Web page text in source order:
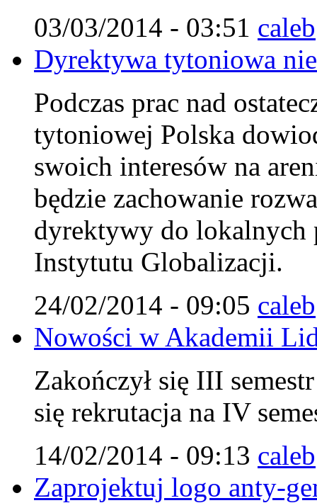
03/03/2014 - 03:51 caleb
Dyrektywa tytoniowa nie
Podczas prac nad
tytoniowej Polska
swoich interesów na
będzie zachowanie
dyrektywy do lokalnych
Instytutu Globalizacji.
24/02/2014 - 09:05 caleb
Nowości w Akademii
Zakończył się III
się rekrutacja na IV
14/02/2014 - 09:13 caleb
Zaprojektuj logo anty-